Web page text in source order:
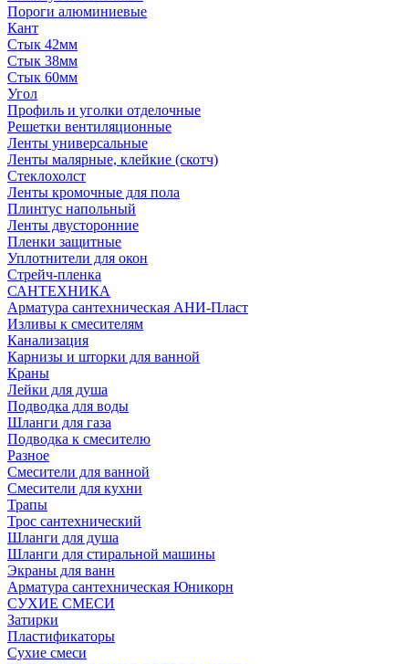
Пороги алюминиевые
Кант
Стык 42мм
Стык 38мм
Стык 60мм
Угол
Профиль и уголки отделочные
Решетки вентиляционные
Ленты универсальные
Ленты малярные, клейкие (скотч)
Стеклохолст
Ленты кромочные для пола
Плинтус напольный
Ленты двусторонние
Пленки защитные
Уплотнители для окон
Стрейч-пленка
САНТЕХНИКА
Арматура сантехническая АНИ-Пласт
Изливы к смесителям
Канализация
Карнизы и шторки для ванной
Краны
Лейки для душа
Подводка для воды
Шланги для газа
Подводка к смесителю
Разное
Смесители для ванной
Смесители для кухни
Трапы
Трос сантехнический
Шланги для душа
Шланги для стиральной машины
Экраны для ванн
Арматура сантехническая Юникорн
СУХИЕ СМЕСИ
Затирки
Пластификаторы
Сухие смеси